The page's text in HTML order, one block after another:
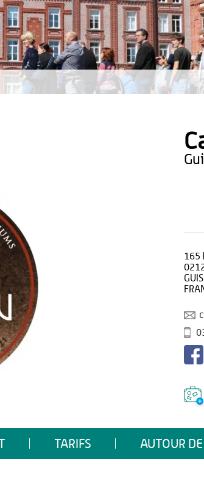
165
TARIFS AUTOUR